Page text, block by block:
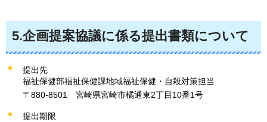
5.企画提案協議に係る提出書類について
提出先
福祉保健部福祉保健課地域福祉保健・自殺対策担当
〒880-8501
宮崎県宮崎市橘通東2丁目10番1号
提出期限